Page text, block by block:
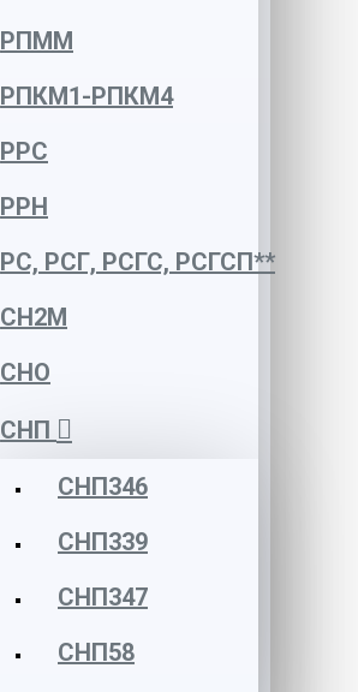
РПММ
РПКМ1-РПКМ4
РРС
РРН
РС, РСГ, РСГС, РСГСП**
СН2М
СНО
СНП
СНП346
СНП339
СНП347
СНП58